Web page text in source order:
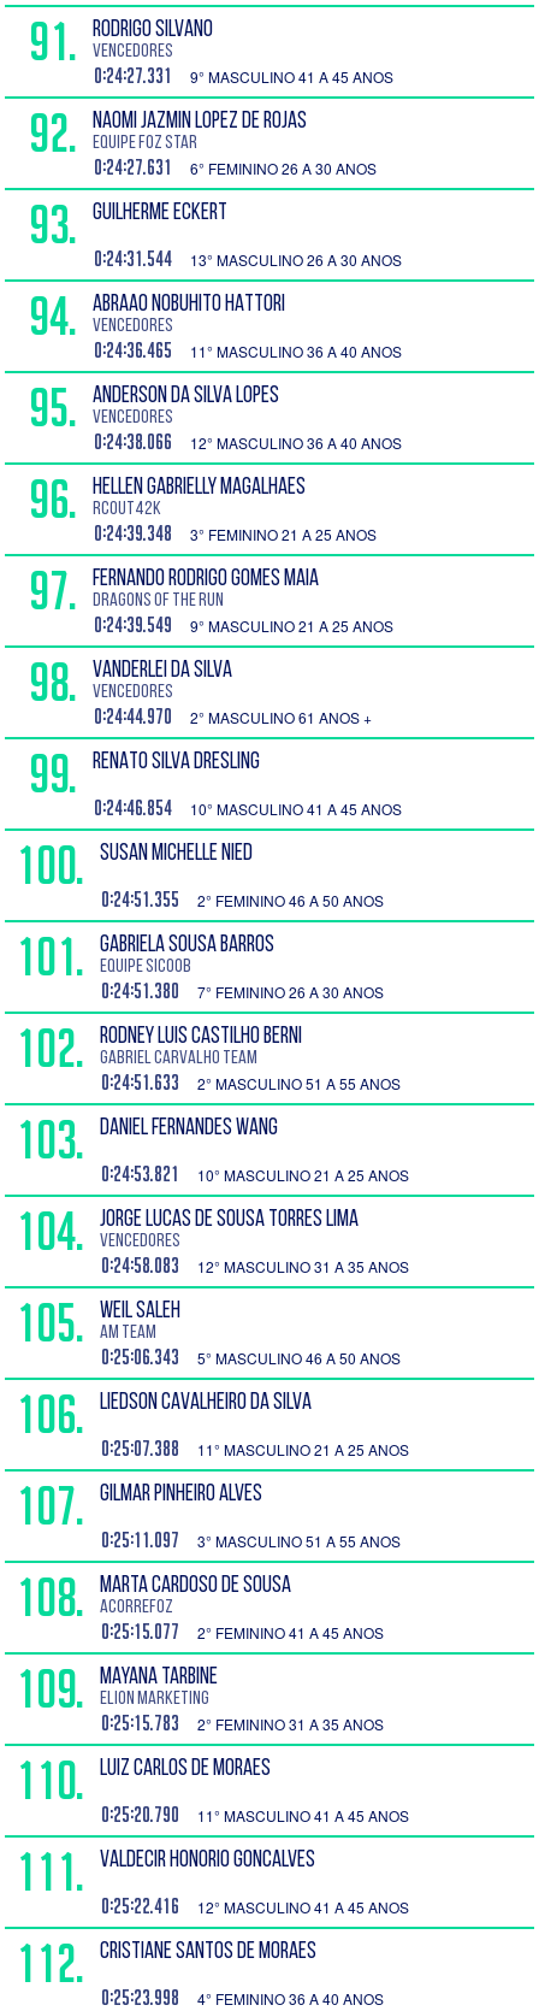
91. RODRIGO SILVANO
Vencedores
0:24:27.331 9° MASCULINO 41 A 45 ANOS
92. NAOMI JAZMIN LOPEZ DE ROJAS
Equipe Foz Star
0:24:27.631 6° FEMININO 26 A 30 ANOS
93. GUILHERME ECKERT
0:24:31.544 13° MASCULINO 26 A 30 ANOS
94. ABRAAO NOBUHITO HATTORI
Vencedores
0:24:36.465 11° MASCULINO 36 A 40 ANOS
95. ANDERSON DA SILVA LOPES
Vencedores
0:24:38.066 12° MASCULINO 36 A 40 ANOS
96. HELLEN GABRIELLY MAGALHAES
RCOUT42K
0:24:39.348 3° FEMININO 21 A 25 ANOS
97. FERNANDO RODRIGO GOMES MAIA
Dragons Of The Run
0:24:39.549 9° MASCULINO 21 A 25 ANOS
98. VANDERLEI DA SILVA
Vencedores
0:24:44.970 2° MASCULINO 61 ANOS +
99. RENATO SILVA DRESLING
0:24:46.854 10° MASCULINO 41 A 45 ANOS
100. SUSAN MICHELLE NIED
0:24:51.355 2° FEMININO 46 A 50 ANOS
101. GABRIELA SOUSA BARROS
Equipe Sicoob
0:24:51.380 7° FEMININO 26 A 30 ANOS
102. RODNEY LUIS CASTILHO BERNI
Gabriel Carvalho TEAM
0:24:51.633 2° MASCULINO 51 A 55 ANOS
103. DANIEL FERNANDES WANG
0:24:53.821 10° MASCULINO 21 A 25 ANOS
104. JORGE LUCAS DE SOUSA TORRES LIMA
Vencedores
0:24:58.083 12° MASCULINO 31 A 35 ANOS
105. WEIL SALEH
AM Team
0:25:06.343 5° MASCULINO 46 A 50 ANOS
106. LIEDSON CAVALHEIRO DA SILVA
0:25:07.388 11° MASCULINO 21 A 25 ANOS
107. GILMAR PINHEIRO ALVES
0:25:11.097 3° MASCULINO 51 A 55 ANOS
108. MARTA CARDOSO DE SOUSA
Acorrefoz
0:25:15.077 2° FEMININO 41 A 45 ANOS
109. MAYANA TARBINE
Elion Marketing
0:25:15.783 2° FEMININO 31 A 35 ANOS
110. LUIZ CARLOS DE MORAES
0:25:20.790 11° MASCULINO 41 A 45 ANOS
111. VALDECIR HONORIO GONCALVES
0:25:22.416 12° MASCULINO 41 A 45 ANOS
112. CRISTIANE SANTOS DE MORAES
0:25:23.998 4° FEMININO 36 A 40 ANOS